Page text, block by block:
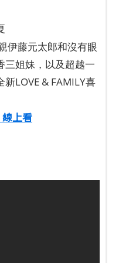
伊藤元太郎和沒有眼
三姐妹，以及超越一
LOVE & FAMILY喜
線上看